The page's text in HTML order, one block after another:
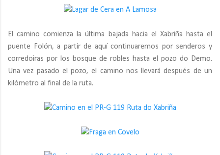
El camino comienza la última bajada hacia el Xabriña hasta el
puente Folón, a partir de aquí continuaremos por senderos y
corredoiras por los bosque de robles hasta el pozo do Demo.
Una vez pasado el pozo, el camino nos llevará después de un
kilómetro al final de la ruta.